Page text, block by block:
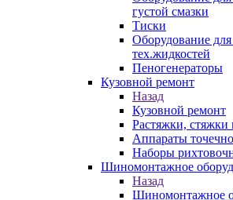
густой смазки
Тиски
Оборудование
тех.жидкостей
Пеногенераторы
Кузовной ремонт
Назад
Кузовной ремонт
Растяжки, стяжки
Аппараты
Наборы
Шиномонтажное
Назад
Шиномонтажное